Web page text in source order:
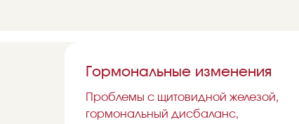
Гормональные изменения
Проблемы с щитовидной железой,
гормональный дисбаланс,